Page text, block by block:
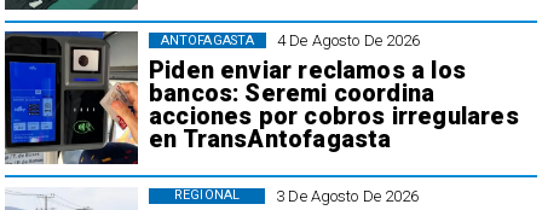
4 De Agosto De 2026
Piden enviar reclamos a los
bancos: Seremi coordina
acciones por cobros irregulares
en TransAntofagasta
ANTOFAGASTA
3 De Agosto De 2026
REGIONAL